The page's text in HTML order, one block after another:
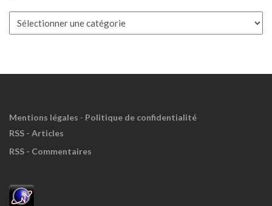
Mentions légales - Politique de confidentialité
RSS - Articles
RSS - Commentaires